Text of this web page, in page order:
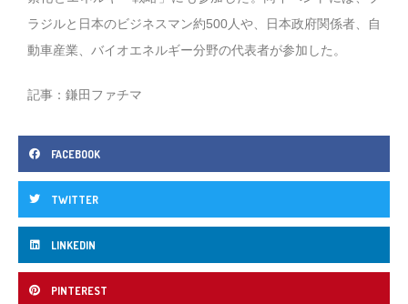
ラジルと日本のビジネスマン約500人や、日本政府関係者、自
動車産業、バイオエネルギー分野の代表者が参加した。
記事：鎌田ファチマ
FACEBOOK
TWITTER
LINKEDIN
PINTEREST